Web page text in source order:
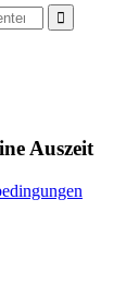
Auszeit